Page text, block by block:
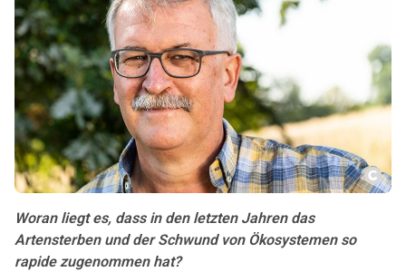
Woran liegt es, dass in den letzten Jahren das
Artensterben und der Schwund von Ökosystemen so
rapide zugenommen hat?